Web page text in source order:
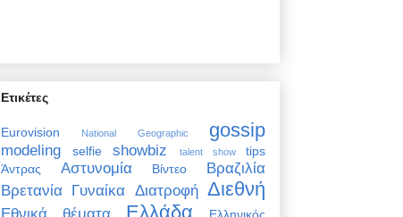
Ετικέτες
Eurovision National Geographic gossip
modeling selfie showbiz talent show
tips
Άντρας
Αστυνομία Βίντεο
Βραζιλία
Βρετανία Γυναίκα Διατροφή Διεθνή
Ελλάδα
Ελληνικός